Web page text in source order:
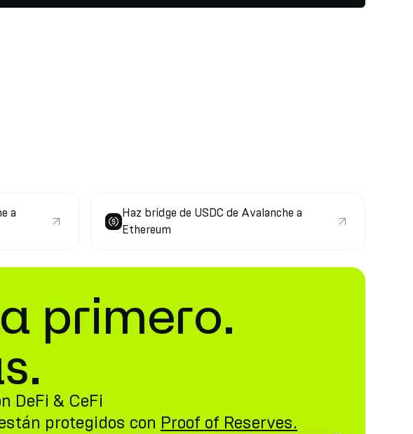
a
Haz bridge de USDC de Avalanche a
Ethereum
primero.
DeFi & CeFi
protegidos con Proof of Reserves.